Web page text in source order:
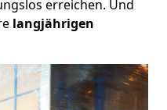
erreichen. Und
langjährigen